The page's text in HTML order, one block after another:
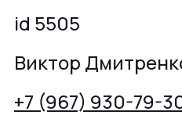
id 5505
Виктор
+7 (967) 930-79-